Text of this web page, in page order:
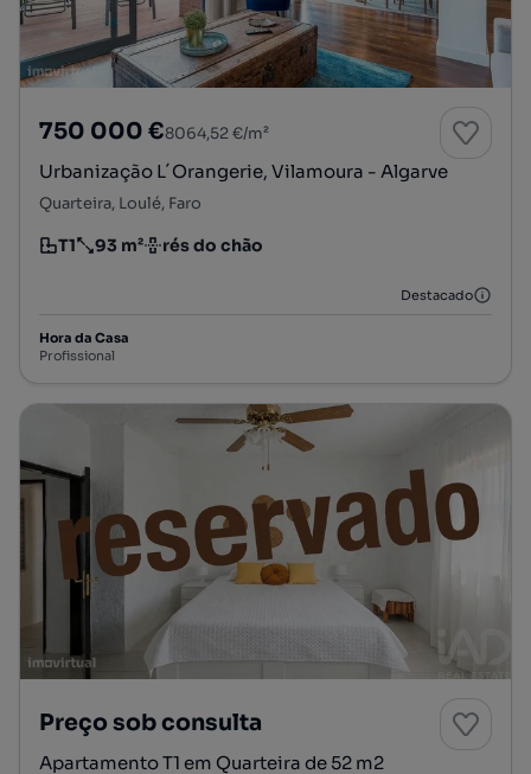
750 000 €8064,52 €/m²
Urbanização L´Orangerie, Vilamoura - Algarve
Quarteira, Loulé, Faro
Tipologia
T1
Preço por metro quadrado
93 m²
Andar rés do chão
Destacado
Hora da Casa
Profissional
Preço sob consulta
Apartamento T1 em Quarteira de 52 m2